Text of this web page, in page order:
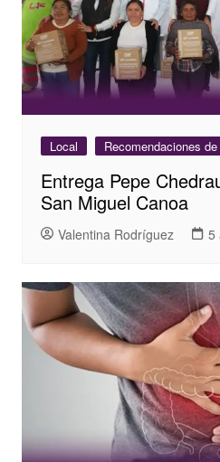
Local Recomendaciones
Entrega Pepe
San Miguel Canoa
Valentina Rodríguez 5